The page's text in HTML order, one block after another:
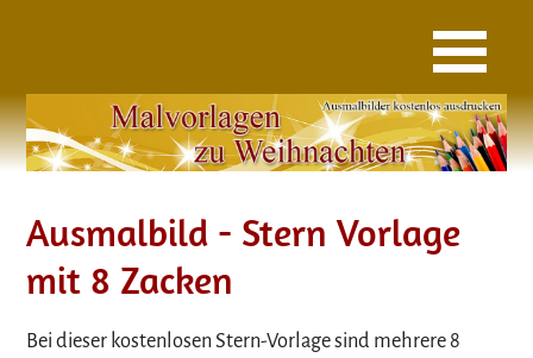
Ausmalbild - Stern Vorlage
mit 8 Zacken
Bei dieser kostenlosen Stern-Vorlage sind mehrere 8